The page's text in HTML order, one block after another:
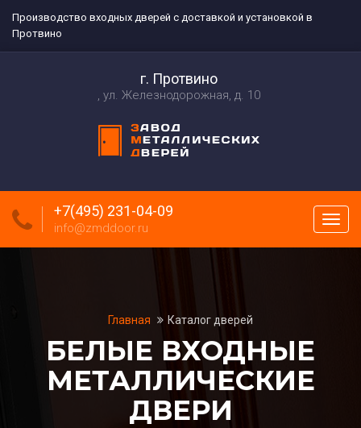
Производство входных дверей с доставкой и установкой в
Протвино
г. Протвино
ул. Железнодорожная, д. 10
меню
+7(495) 231-04-09
info@zmddoor.ru
Главная Каталог дверей
БЕЛЫЕ ВХОДНЫЕ
МЕТАЛЛИЧЕСКИЕ
ДВЕРИ